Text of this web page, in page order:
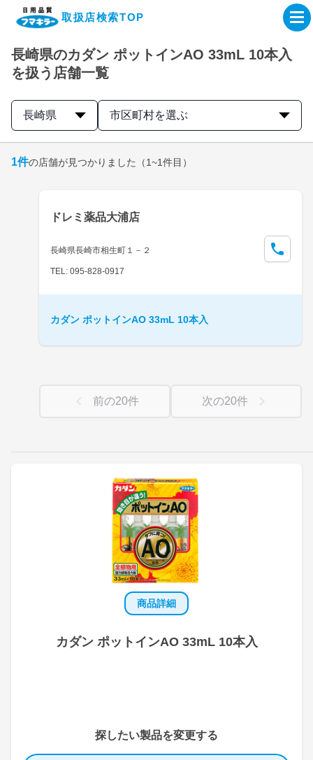
取扱店検索TOP
企業・IR情報サイト
製品情報サイト
取扱店検索はこちら
長崎県のカダン ポットインAO 33mL 10本入
を扱う店舗一覧
長崎県 市区町村を選ぶ
商品詳細
カダン ポットインAO 33mL 10本入
探したい製品を変更する
1件の店舗が見つかりました （1~1件目）
ドレミ薬品大浦店
長崎県長崎市相生町１－２
TEL: 095-828-0917
カダン ポットインAO 33mL 10本入
前の20件 次の20件